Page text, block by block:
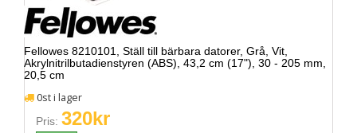
Fellowes 8210101, Ställ till bärbara datorer, Grå, Vit,
Akrylnitrilbutadienstyren (ABS), 43,2 cm (17"), 30 - 205 mm,
20,5 cm
0st i lager
Pris: 320kr